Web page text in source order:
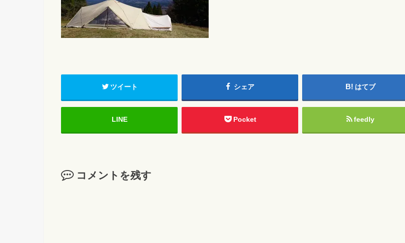
ツイート シェア はてブ
LINE Pocket feedly
コメントを残す